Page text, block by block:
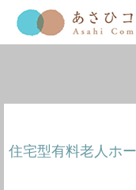
住宅型有料老人ホ
会社紹介